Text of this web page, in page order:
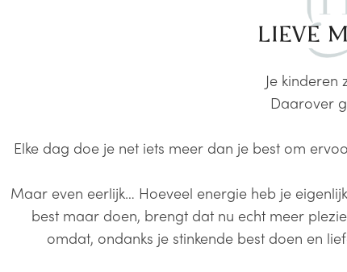
LIEVE
Je kinderen
Daarover
Elke dag doe je net iets meer dan je best om
Maar even eerlijk… Hoeveel energie heb je
best maar doen, brengt dat nu echt meer
omdat, ondanks je stinkende best doen en